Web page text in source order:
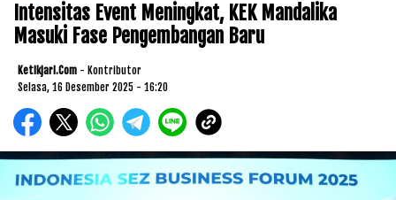
Intensitas Event Meningkat, KEK Mandalika
Masuki Fase Pengembangan Baru
Ketikjari.com - Kontributor
Selasa, 16 Desember 2025 - 16:20